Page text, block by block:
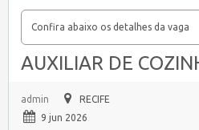
Confira abaixo os detalhes da vaga
AUXILIAR DE
admin
RECIFE
9 jun 2026